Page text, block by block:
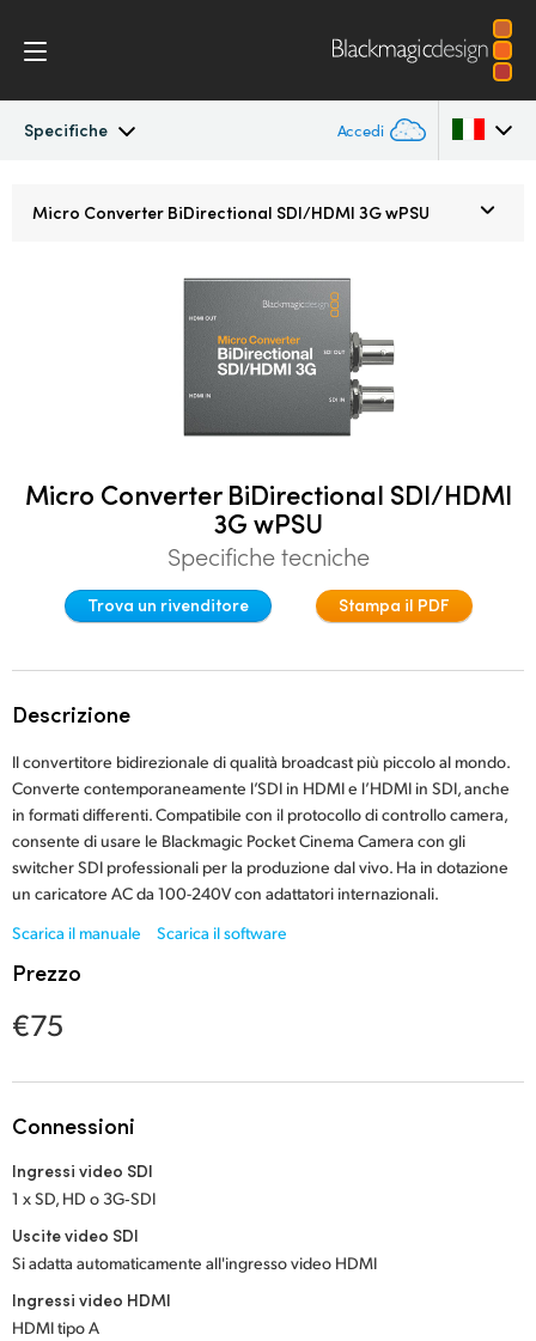
Specifiche Accedi
Denmark
France
Hong Kong SAR, China
India
Italia
Japan
New Zealand
Norway
Poland
Singapore
Micro Converter BiDirectional SDI/HDMI 3G wPSU
Micro Converter BiDirectional SDI/HDMI
3G wPSU
Specifiche tecniche
Trova un rivenditore Stampa il PDF
Descrizione
Il convertitore bidirezionale di qualità broadcast più piccolo al mondo.
Converte contemporaneamente l’SDI in HDMI e l’HDMI in SDI, anche
in formati differenti. Compatibile con il protocollo di controllo camera,
consente di usare le Blackmagic Pocket Cinema Camera con gli
switcher SDI professionali per la produzione dal vivo. Ha in dotazione
un caricatore AC da 100-240V con adattatori internazionali.
Scarica il manuale
Scarica il software
Prezzo
€75
Connessioni
Ingressi video SDI
1 x SD, HD o 3G‑SDI
Uscite video SDI
Si adatta automaticamente all'ingresso video HDMI
Ingressi video HDMI
HDMI tipo A